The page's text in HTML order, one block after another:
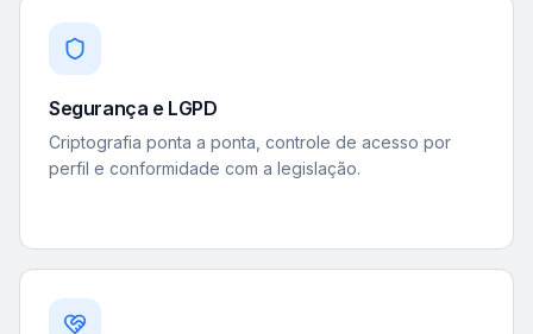
Segurança e LGPD
Criptografia ponta a ponta, controle de acesso por
perfil e conformidade com a legislação.